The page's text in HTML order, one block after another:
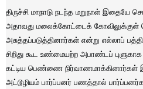
திருச்சி மாநாடு நடந்த மறுநாள் இதையே
அதாவது மலைக்கோட்டைக் கோவிலுக்குள்
அசுத்தப்படுத்தினார்கள் என்று எல்லாப்
சிறிது கூட உண்மையற்ற அபாண்டப் புளுகாக
கட்டிய பெண்ணை நிர்வாணமாக்கினார்கள்
அட்டூழியம் பார்ப்பனர் பணத்தால்